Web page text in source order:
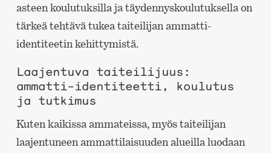
asteen koulutuksilla ja täydennyskoulutuksella on
tärkeä tehtävä tukea taiteilijan ammatti-
identiteetin kehittymistä.
Laajentuva taiteilijuus:
ammatti-identiteetti, koulutus
ja tutkimus
Kuten kaikissa ammateissa, myös taiteilijan
laajentuneen ammattilaisuuden alueilla luodaan